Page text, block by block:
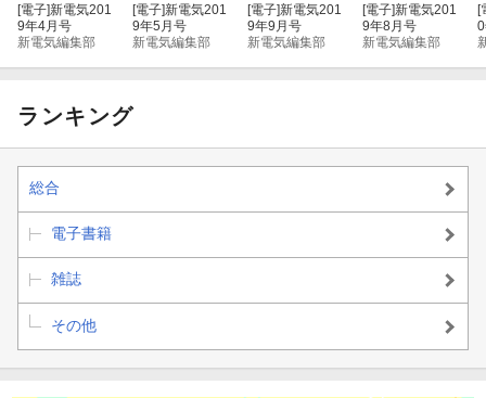
[電子]新電気201
9年4月号
新電気編集部
[電子]新電気201
9年5月号
新電気編集部
[電子]新電気201
9年9月号
新電気編集部
[電子]新電気201
9年8月号
新電気編集部
[
ランキング
総合
電子書籍
雑誌
その他